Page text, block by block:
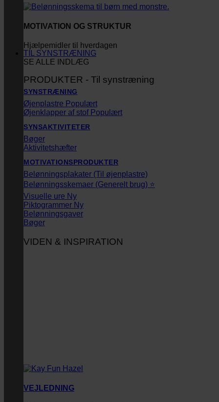
MOTIVATION OG STRUKTUR
Hjælpemidler til hverdagen
SE ALLE INDLÆG
TIL SYNSTRÆNING
PRODUKTER - Til synstræning
SYNSTRÆNING
Øjenplastre
Øjenklapper af stof
SYNSAKTIVITETER
Bøger
Aktivitetshæfter
MOTIVATIONSPRODUKTER
Belønningsplakater (Til øjenplastre)
Belønningsskemaer (Generelt brug) ⭐
Visuelle ure
Piktogrammer
Belønningsgaver
Bøger
VIDEN & INSPIRATION
VEJLEDNING